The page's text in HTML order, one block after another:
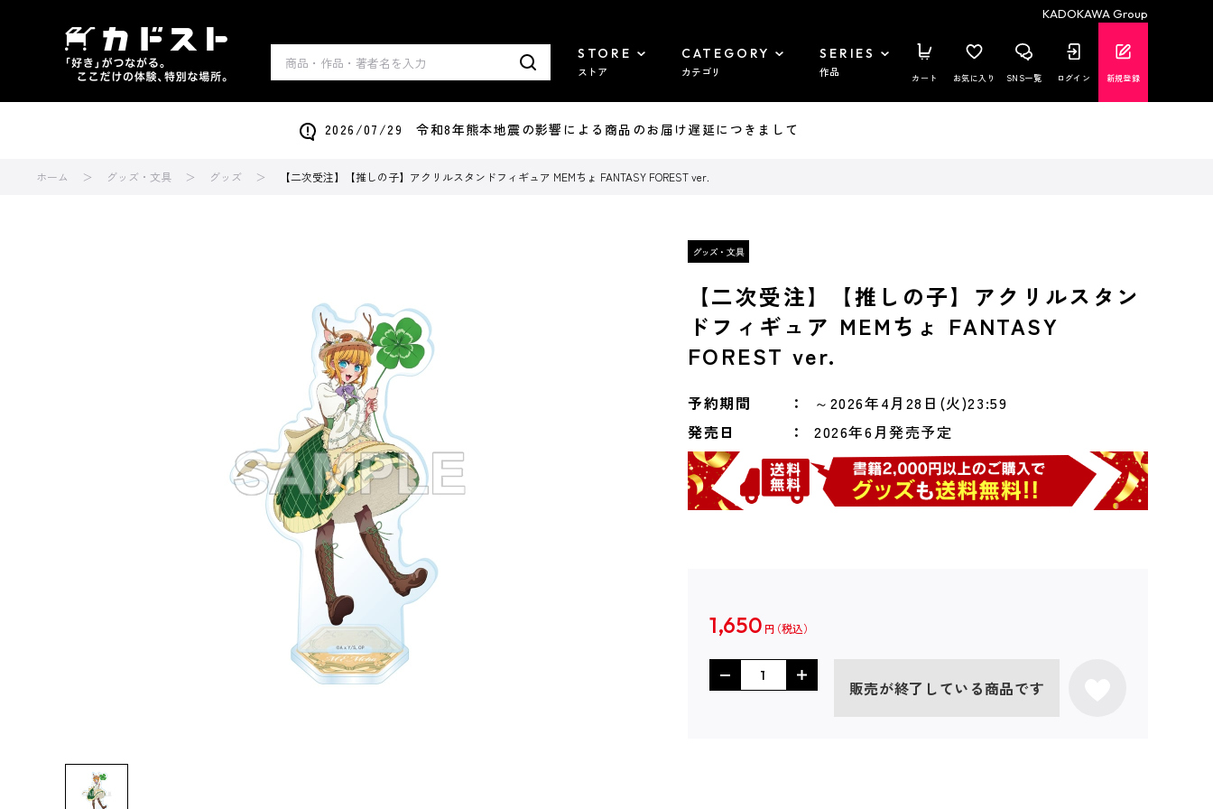
KADOKAWA Group
STORE
ストア
CATEGORY
カテゴリ
SERIES
作品 カート お気に入り SNS一覧 ログイン 新規登録
2026/07/29 令和8年熊本地震の影響による商品のお届け遅延につきまして
ホーム グッズ・文具 グッズ 【二次受注】【推しの子】アクリルスタンドフィギュア MEMちょ FANTASY FOREST ver.
【二次受注】【推しの子】アクリルスタン
ドフィギュア MEMちょ FANTASY
FOREST ver.
予約期間
～2026年4月28日(火)23:59
発売日
2026年6月発売予定
1,650 円
販売が終了している商品です